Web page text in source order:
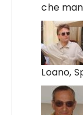
che
Loano,